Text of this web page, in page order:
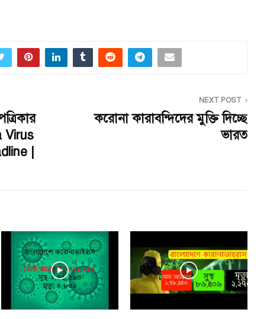
Virus
|
NEXT POST
করোনা কারাবন্দিদের মুক্তি দিচ্ছে
ভারত